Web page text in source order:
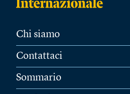
Chi siamo
Contattaci
Sommario